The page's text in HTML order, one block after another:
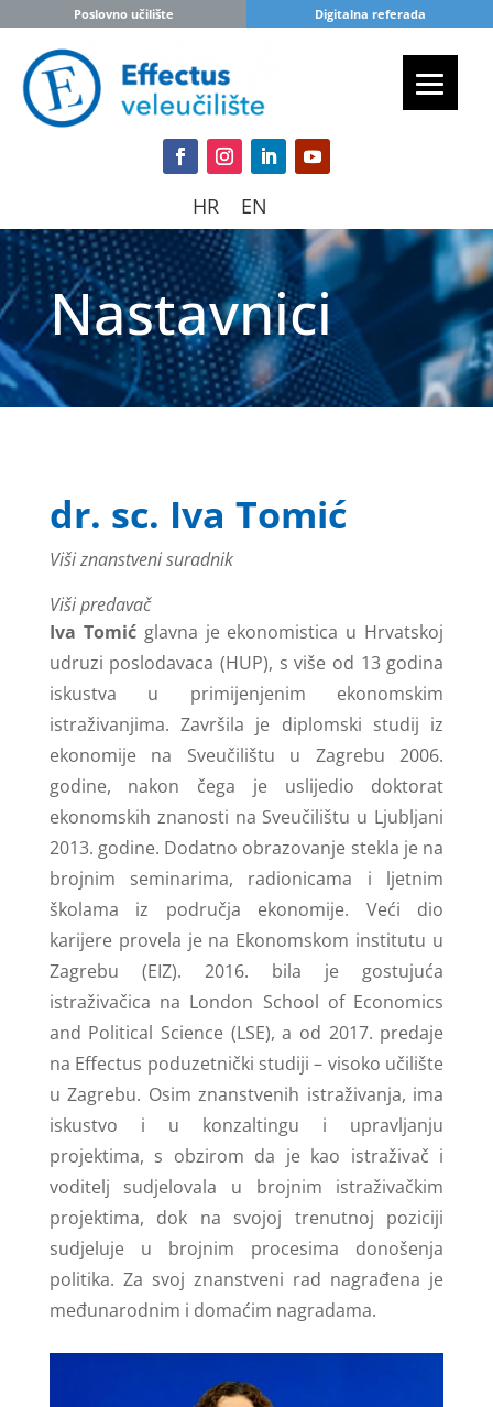
Poslovno učilište Digitalna referada
HR EN
Nastavnici
dr. sc. Iva Tomić
Viši znanstveni suradnik
Viši predavač
Iva Tomić glavna je ekonomistica u Hrvatskoj
udruzi poslodavaca (HUP), s više od 13 godina
iskustva u primijenjenim ekonomskim
istraživanjima. Završila je diplomski studij iz
ekonomije na Sveučilištu u Zagrebu 2006.
godine, nakon čega je uslijedio doktorat
ekonomskih znanosti na Sveučilištu u Ljubljani
2013. godine. Dodatno obrazovanje stekla je na
brojnim seminarima, radionicama i ljetnim
školama iz područja ekonomije. Veći dio
karijere provela je na Ekonomskom institutu u
Zagrebu (EIZ). 2016. bila je gostujuća
istraživačica na London School of Economics
and Political Science (LSE), a od 2017. predaje
na Effectus poduzetnički studiji – visoko učilište
u Zagrebu. Osim znanstvenih istraživanja, ima
iskustvo i u konzaltingu i upravljanju
projektima, s obzirom da je kao istraživač i
voditelj sudjelovala u brojnim istraživačkim
projektima, dok na svojoj trenutnoj poziciji
sudjeluje u brojnim procesima donošenja
politika. Za svoj znanstveni rad nagrađena je
međunarodnim i domaćim nagradama.